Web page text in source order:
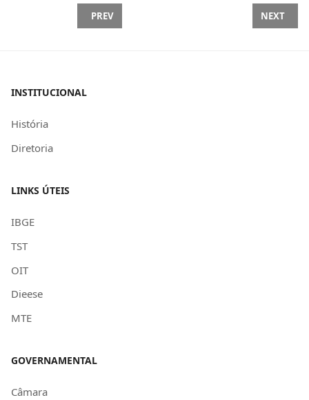
PREVIOUS ARTICLE: SUBCOMISSÃO ESPECIAL DA
PREV NEXT
NEXT
INSTITUCIONAL
História
Diretoria
LINKS ÚTEIS
IBGE
TST
OIT
Dieese
MTE
GOVERNAMENTAL
Câmara